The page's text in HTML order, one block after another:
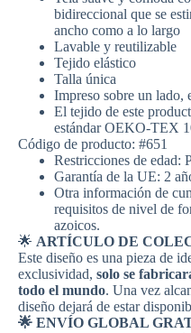
bidireccional que se
ancho como a lo largo
Lavable y reutilizable
Tejido elástico
Talla única
Impreso sobre un lado,
El tejido de este
estándar OEKO-TEX
Código de producto: #651
Restricciones de edad:
Garantía de la UE: 2
Otra información de
requisitos de nivel de
azoicos.
🌟 ARTÍCULO DE
Este diseño es una pieza de
exclusividad, solo se
todo el mundo. Una vez
diseño dejará de estar
🌟 ENVÍO GLOBAL